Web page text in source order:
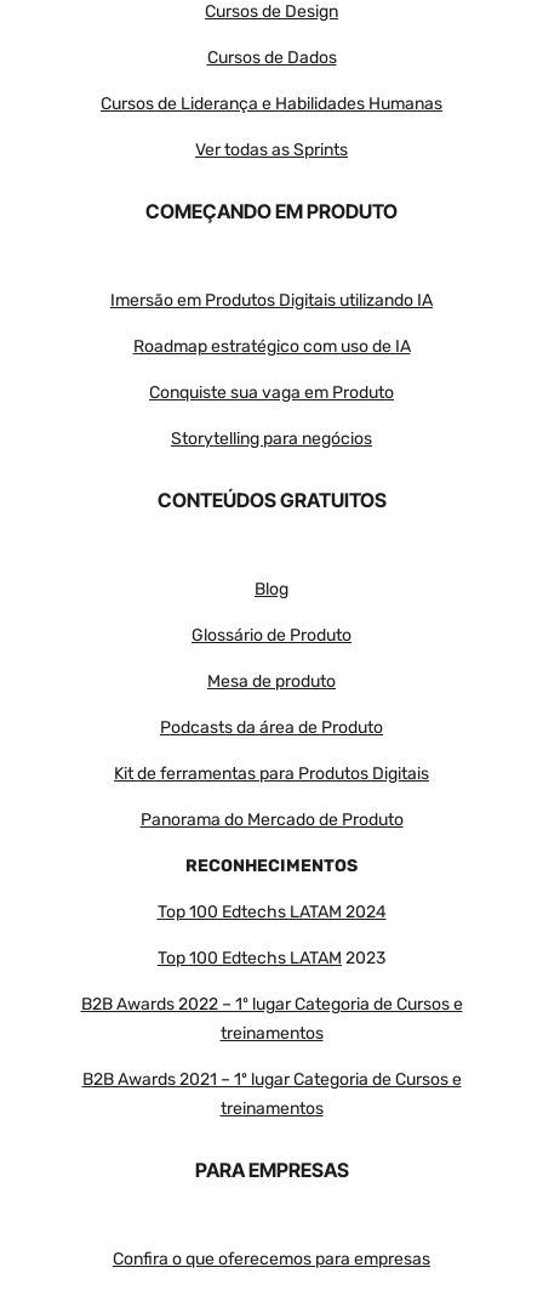
Cursos de Design
Cursos de Dados
Cursos de Liderança e Habilidades Humanas
Ver todas as Sprints
COMEÇANDO EM PRODUTO
Imersão em Produtos Digitais utilizando IA
Roadmap estratégico com uso de IA
Conquiste sua vaga em Produto
Storytelling para negócios
CONTEÚDOS GRATUITOS
Blog
Glossário de Produto
Mesa de produto
Podcasts da área de Produto
Kit de ferramentas para Produtos Digitais
Panorama do Mercado de Produto
RECONHECIMENTOS
Top 100 Edtechs LATAM 2024
Top 100 Edtechs LATAM 2023
B2B Awards 2022 – 1º lugar Categoria de Cursos e
treinamentos
B2B Awards 2021 – 1º lugar Categoria de Cursos e
treinamentos
PARA EMPRESAS
Confira o que oferecemos para empresas